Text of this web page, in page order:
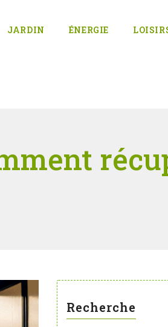
JARDIN ÉNERGIE
Recherche